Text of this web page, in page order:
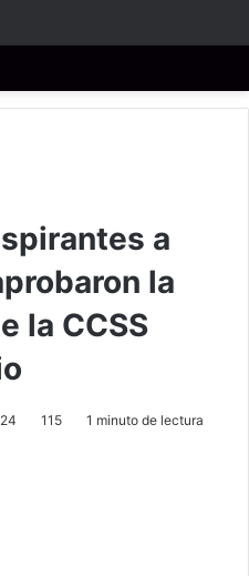
a
la
la CCSS
115 1 minuto de lectura